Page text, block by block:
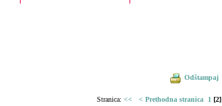
Odštampaj
Stranica: << < Prethodna stranica 1 [2]